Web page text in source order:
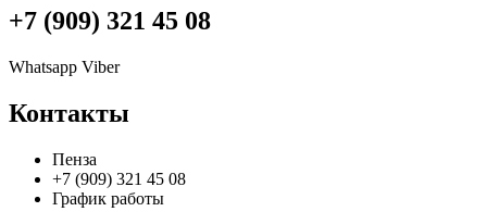
+7 (909) 321 45 08
Whatsapp Viber
Контакты
Пенза
+7 (909) 321 45 08
График работы